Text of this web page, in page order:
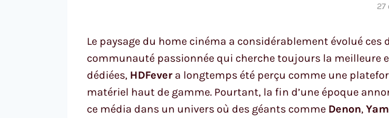
27
Le paysage du home cinéma a considérablement évolué
communauté passionnée qui cherche toujours la meilleure
dédiées, HDFever a longtemps été perçu comme une
matériel haut de gamme. Pourtant, la fin d’une époque
ce média dans un univers où des géants comme Denon,